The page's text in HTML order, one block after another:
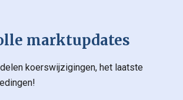
marktupdates
koerswijzigingen, het laatste